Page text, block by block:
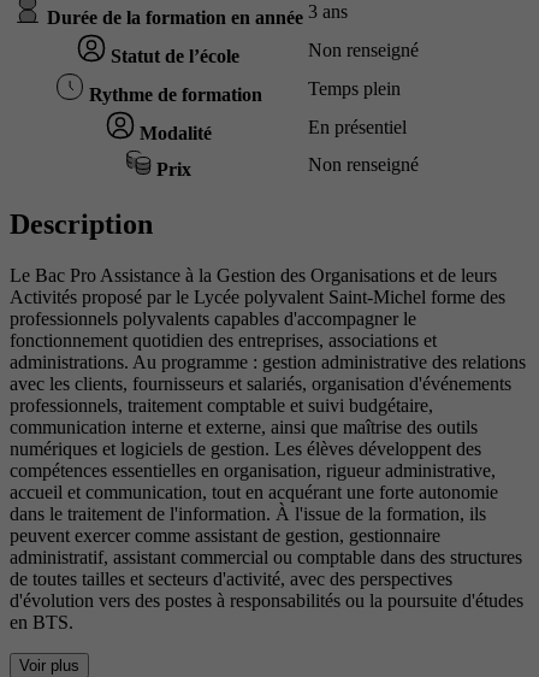
Durée de la formation en année 3 ans
Statut de l’école Non renseigné
Rythme de formation Temps plein
Modalité En présentiel
Prix Non renseigné
Description
Le Bac Pro Assistance à la Gestion des Organisations et de leurs
Activités proposé par le Lycée polyvalent Saint-Michel forme des
professionnels polyvalents capables d'accompagner le
fonctionnement quotidien des entreprises, associations et
administrations. Au programme : gestion administrative des relations
avec les clients, fournisseurs et salariés, organisation d'événements
professionnels, traitement comptable et suivi budgétaire,
communication interne et externe, ainsi que maîtrise des outils
numériques et logiciels de gestion. Les élèves développent des
compétences essentielles en organisation, rigueur administrative,
accueil et communication, tout en acquérant une forte autonomie
dans le traitement de l'information. À l'issue de la formation, ils
peuvent exercer comme assistant de gestion, gestionnaire
administratif, assistant commercial ou comptable dans des structures
de toutes tailles et secteurs d'activité, avec des perspectives
d'évolution vers des postes à responsabilités ou la poursuite d'études
en BTS.
Voir plus